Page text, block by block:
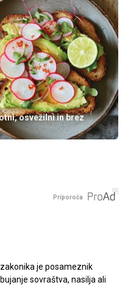
osvežilni in brez
Priporoča
je posameznik
sovraštva, nasilja ali